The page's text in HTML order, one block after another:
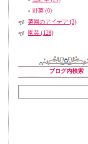
野菜 (0)
菜園のアイデア (3)
園芸 (128)
ブログ内検索